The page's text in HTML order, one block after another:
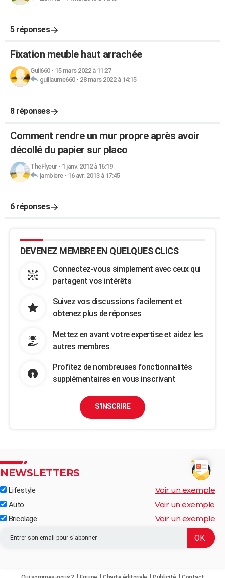
5 réponses
Fixation meuble haut arrachée
Guil660- 15 mars 2022 à 11:27
guillaume660- 28 mars 2022 à 14:15
8 réponses
Comment rendre un mur propre après avoir
décollé du papier sur placo
TheFlyeur- 1 janv. 2012 à 16:19
jambiere- 16 avr. 2013 à 17:45
6 réponses
DEVENEZ MEMBRE EN QUELQUES CLICS
Connectez-vous simplement avec ceux qui
partagent vos intérêts
Suivez vos discussions facilement et
obtenez plus de réponses
Mettez en avant votre expertise et aidez les
autres membres
Profitez de nombreuses fonctionnalités
supplémentaires en vous inscrivant
S'INSCRIRE
NEWSLETTERS
Lifestyle Voir un exemple
Auto Voir un exemple
Bricolage Voir un exemple